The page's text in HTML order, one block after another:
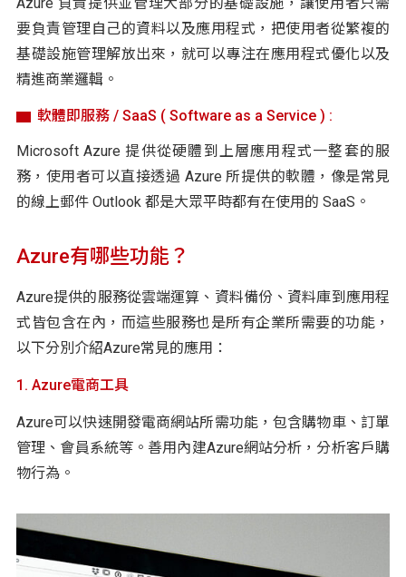
要負責管理自己的資料以及應用程式，把使用者從繁複的
基礎設施管理解放出來，就可以專注在應用程式優化以及
精進商業邏輯。
軟體即服務 / SaaS ( Software as a Service ) :
Microsoft Azure 提供從硬體到上層應用程式一整套的服
務，使用者可以直接透過 Azure 所提供的軟體，像是常見
的線上郵件 Outlook 都是大眾平時都有在使用的 SaaS。
Azure有哪些功能？
Azure提供的服務從雲端運算、資料備份、資料庫到應用程
式皆包含在內，而這些服務也是所有企業所需要的功能，
以下分別介紹Azure常見的應用：
1. Azure電商工具
Azure可以快速開發電商網站所需功能，包含購物車、訂單
管理、會員系統等。善用內建Azure網站分析，分析客戶購
物行為。